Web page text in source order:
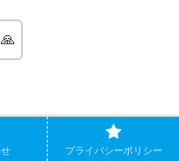
ござるかな？
プライバシーポリシー